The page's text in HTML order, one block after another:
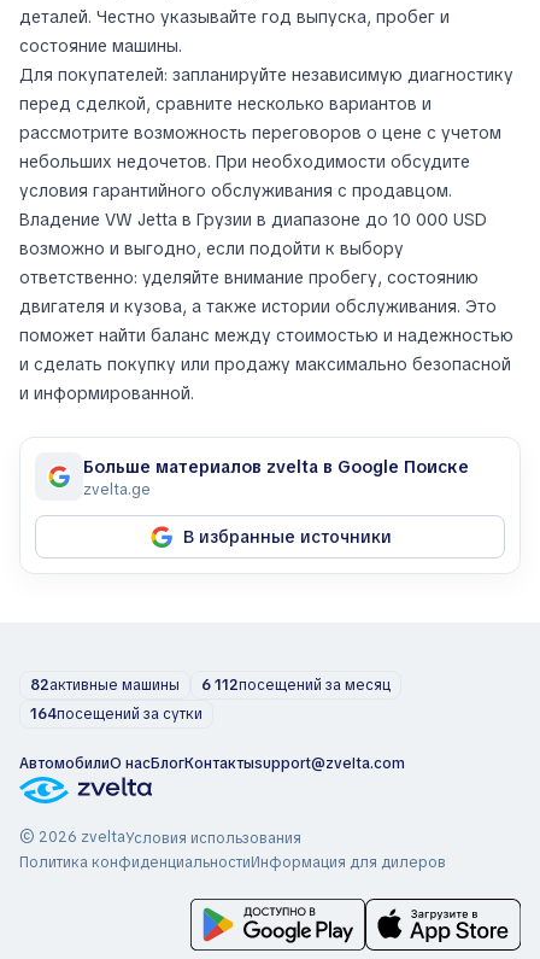
деталей. Честно указывайте год выпуска, пробег и
состояние машины.
Для покупателей: запланируйте независимую диагностику
перед сделкой, сравните несколько вариантов и
рассмотрите возможность переговоров о цене с учетом
небольших недочетов. При необходимости обсудите
условия гарантийного обслуживания с продавцом.
Владение VW Jetta в Грузии в диапазоне до 10 000 USD
возможно и выгодно, если подойти к выбору
ответственно: уделяйте внимание пробегу, состоянию
двигателя и кузова, а также истории обслуживания. Это
поможет найти баланс между стоимостью и надежностью
и сделать покупку или продажу максимально безопасной
и информированной.
Больше материалов zvelta в Google Поиске
zvelta.ge
В избранные источники
82активные машины 6 112посещений за месяц
164посещений за сутки
АвтомобилиО насБлогКонтактыsupport@zvelta.com
© 2026 zveltaУсловия использования
Политика конфиденциальностиИнформация для дилеров